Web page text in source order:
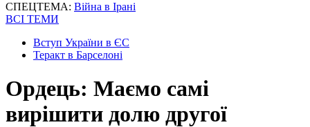
СПЕЦТЕМА: Війна в Ірані
ВСІ ТЕМИ
Вступ України в ЄС
Теракт в Барселоні
Ордець: Маємо самі
вирішити долю другої